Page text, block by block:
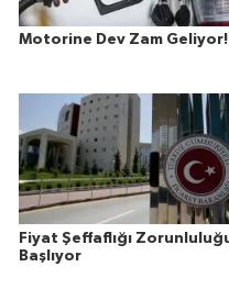
Motorine Dev Zam Geliyor!
Fiyat Şeffaflığı
Başlıyor